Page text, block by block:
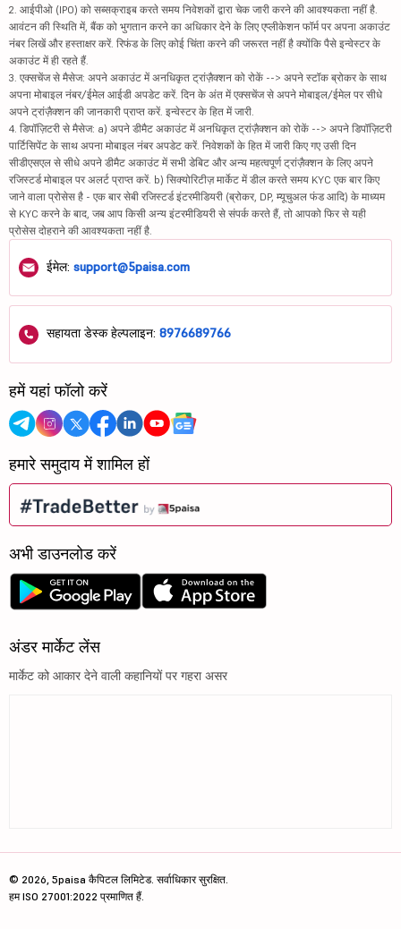
2. आईपीओ (IPO) को सब्सक्राइब करते समय निवेशकों द्वारा चेक जारी करने की आवश्यकता नहीं है.
आवंटन की स्थिति में, बैंक को भुगतान करने का अधिकार देने के लिए एप्लीकेशन फॉर्म पर अपना अकाउंट
नंबर लिखें और हस्ताक्षर करें. रिफंड के लिए कोई चिंता करने की जरूरत नहीं है क्योंकि पैसे इन्वेस्टर के
अकाउंट में ही रहते हैं.
3. एक्सचेंज से मैसेज: अपने अकाउंट में अनधिकृत ट्रांज़ैक्शन को रोकें --> अपने स्टॉक ब्रोकर के साथ
अपना मोबाइल नंबर/ईमेल आईडी अपडेट करें. दिन के अंत में एक्सचेंज से अपने मोबाइल/ईमेल पर सीधे
अपने ट्रांज़ैक्शन की जानकारी प्राप्त करें. इन्वेस्टर के हित में जारी.
4. डिपॉज़िटरी से मैसेज: a) अपने डीमैट अकाउंट में अनधिकृत ट्रांज़ैक्शन को रोकें --> अपने डिपॉज़िटरी
पार्टिसिपेंट के साथ अपना मोबाइल नंबर अपडेट करें. निवेशकों के हित में जारी किए गए उसी दिन
सीडीएसएल से सीधे अपने डीमैट अकाउंट में सभी डेबिट और अन्य महत्वपूर्ण ट्रांज़ैक्शन के लिए अपने
रजिस्टर्ड मोबाइल पर अलर्ट प्राप्त करें. b) सिक्योरिटीज़ मार्केट में डील करते समय KYC एक बार किए
जाने वाला प्रोसेस है - एक बार सेबी रजिस्टर्ड इंटरमीडियरी (ब्रोकर, DP, म्यूचुअल फंड आदि) के माध्यम
से KYC करने के बाद, जब आप किसी अन्य इंटरमीडियरी से संपर्क करते हैं, तो आपको फिर से यही
प्रोसेस दोहराने की आवश्यकता नहीं है.
ईमेल: support@5paisa.com
सहायता डेस्क हेल्पलाइन: 8976689766
हमें यहां फॉलो करें
हमारे समुदाय में शामिल हों
अभी डाउनलोड करें
अंडर मार्केट लेंस
मार्केट को आकार देने वाली कहानियों पर गहरा असर
© 2026, 5paisa कैपिटल लिमिटेड. सर्वाधिकार सुरक्षित.
हम ISO 27001:2022 प्रमाणित हैं.